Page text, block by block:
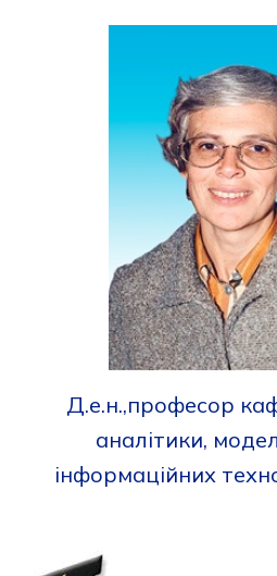
Д.е.н.,професор
аналітики,
інформаційних